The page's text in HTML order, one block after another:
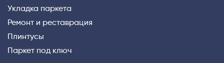
Укладка паркета
Ремонт и реставрация
Плинтусы
Паркет под ключ